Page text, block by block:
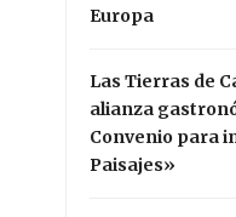
Europa
Las Tierras de
alianza
Convenio para
Paisajes»